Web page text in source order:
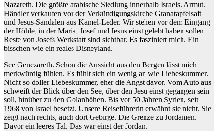
Nazareth. Die größte arabische Siedlung innerhalb Israels. Armut.
Händler verkaufen vor der Verkündigungskirche Granatapfelsaft
und Jesus-Sandalen aus Kamel-Leder. Wir stehen vor dem Eingang
der Höhle, in der Maria, Josef und Jesus einst gelebt haben sollen.
Reste von Josefs Werkstatt sind sichtbar. Es fasziniert mich. Ein
bisschen wie ein reales Disneyland.
See Genezareth. Schon die Aussicht aus den Bergen lässt mich
merkwürdig fühlen. Es fühlt sich ein wenig an wie Liebeskummer.
Nicht so doller Liebeskummer, eher die Angst davor. Vom Auto aus
schweift der Blick über den See, über den Jesu einst gegangen sein
soll, hinüber zu den Golanhöhen. Bis vor 50 Jahren Syrien, seit
1968 von Israel besetzt. Unsere Reiseführerin erwähnt sie nicht. Sie
zeigt nach rechts, auch dort Gebirge. Die Grenze zu Jordanien.
Davor ein leeres Tal. Das war einst der Jordan.